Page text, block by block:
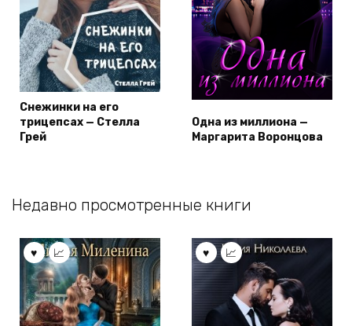
Снежинки на его
трицепсах — Стелла
Грей
Одна из миллиона —
Маргарита Воронцова
Недавно просмотренные книги